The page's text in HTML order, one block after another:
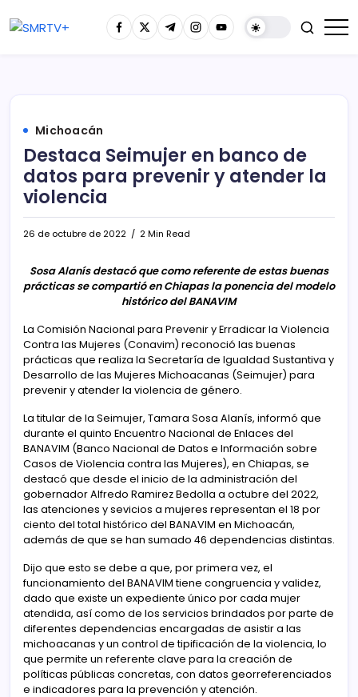
Michoacán
Destaca Seimujer en banco de
datos para prevenir y atender la
violencia
26 de octubre de 2022 2 Min Read
Sosa Alanís destacó que como referente de estas buenas
prácticas se compartió en Chiapas la ponencia del modelo
histórico del BANAVIM
La Comisión Nacional para Prevenir y Erradicar la Violencia
Contra las Mujeres (Conavim) reconoció las buenas
prácticas que realiza la Secretaría de Igualdad Sustantiva y
Desarrollo de las Mujeres Michoacanas (Seimujer) para
prevenir y atender la violencia de género.
La titular de la Seimujer, Tamara Sosa Alanís, informó que
durante el quinto Encuentro Nacional de Enlaces del
BANAVIM (Banco Nacional de Datos e Información sobre
Casos de Violencia contra las Mujeres), en Chiapas, se
destacó que desde el inicio de la administración del
gobernador Alfredo Ramirez Bedolla a octubre del 2022,
las atenciones y sevicios a mujeres representan el 18 por
ciento del total histórico del BANAVIM en Michoacán,
además de que se han sumado 46 dependencias distintas.
Dijo que esto se debe a que, por primera vez, el
funcionamiento del BANAVIM tiene congruencia y validez,
dado que existe un expediente único por cada mujer
atendida, así como de los servicios brindados por parte de
diferentes dependencias encargadas de asistir a las
michoacanas y un control de tipificación de la violencia, lo
que permite un referente clave para la creación de
políticas públicas concretas, con datos georreferenciados
e indicadores para la prevención y atención.